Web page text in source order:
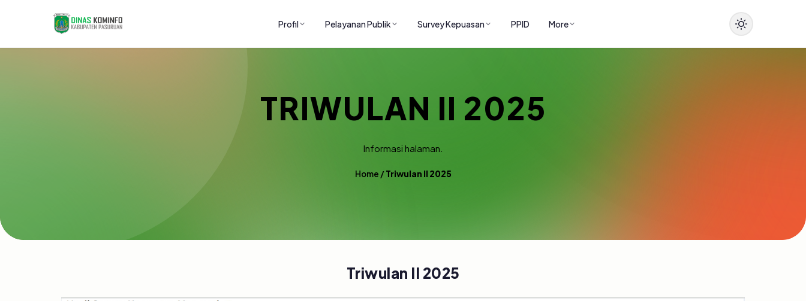
Profil Pelayanan Publik Survey Kepuasan PPID More
TRIWULAN II 2025
Informasi halaman.
Home /Triwulan II 2025
Triwulan II 2025